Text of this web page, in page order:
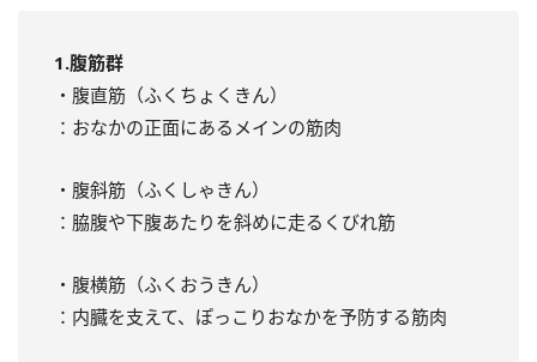
1.腹筋群
・腹直筋（ふくちょくきん）
：おなかの正面にあるメインの筋肉
・腹斜筋（ふくしゃきん）
：脇腹や下腹あたりを斜めに走るくびれ筋
・腹横筋（ふくおうきん）
：内臓を支えて、ぽっこりおなかを予防する筋肉